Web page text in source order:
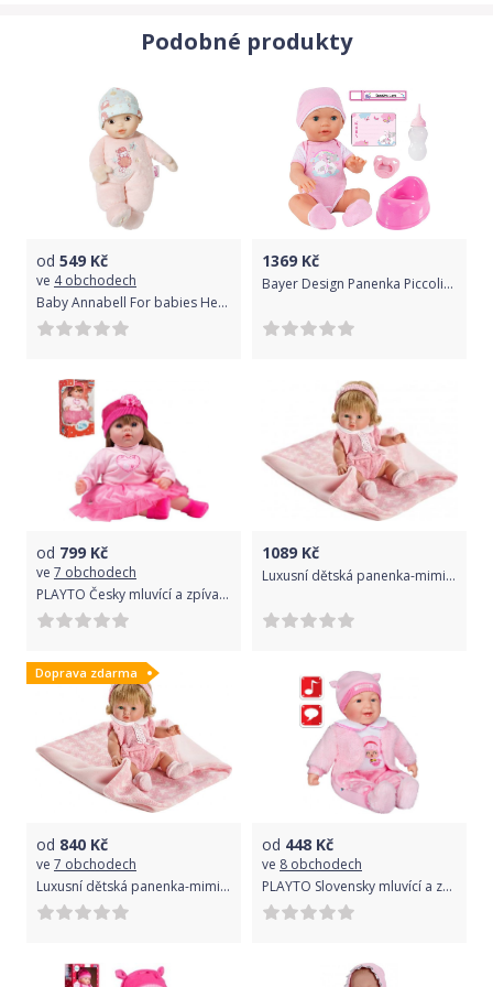
Podobné produkty
od 549 Kč
ve 4 obchodech
Baby Annabell For babies Hezky spinkej, 30 cm
1369 Kč
Bayer Design Panenka Piccolina novorozenec
od 799 Kč
ve 7 obchodech
PLAYTO Česky mluvící a zpívající dětská panenka PlayTo Tina 46 cm
1089 Kč
Luxusní dětská panenka-miminko Berbesa Amalia 34cm, Růžová
Doprava zdarma
od 840 Kč
ve 7 obchodech
Luxusní dětská panenka-miminko Berbesa Amalia 34cm
od 448 Kč
ve 8 obchodech
PLAYTO Slovensky mluvící a zpívající dětská panenka PlayTo Kristínka 46 cm